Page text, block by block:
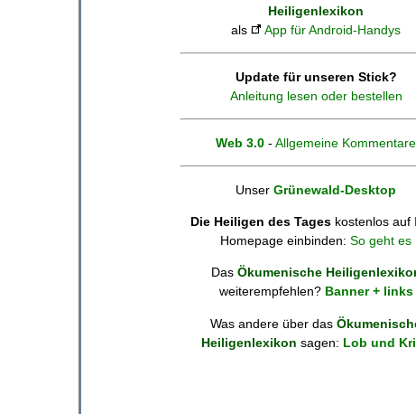
Heiligenlexikon
als
App für Android-Handys
Update für unseren Stick?
Anleitung lesen oder bestellen
Web 3.0 - Allgemeine Kommentare
Unser Grünewald-Desktop
Die Heiligen des Tages kostenlos auf
Homepage einbinden: So geht es
Das Ökumenische
weiterempfehlen? Banner + links
Was andere über das
Heiligenlexikon sagen: Lob und